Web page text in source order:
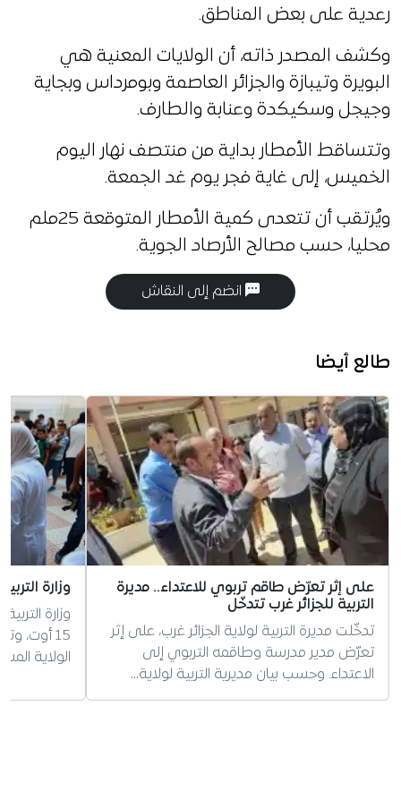
رعدية على بعض المناطق.
وكشف المصدر ذاته، أن الولايات المعنية هي
البويرة وتيبازة والجزائر العاصمة وبومرداس وبجاية
وجيجل وسكيكدة وعنابة والطارف.
وتتساقط الأمطار بداية من منتصف نهار اليوم
الخميس، إلى غاية فجر يوم غد الجمعة.
ويُرتقب أن تتعدى كمية الأمطار المتوقعة 25ملم
محليا، حسب مصالح الأرصاد الجوية.
انضم إلى النقاش
طالع أيضا
على إثر تعرّض طاقم تربوي للاعتداء.. مديرة
التربية للجزائر غرب تتدخّل
تدخّلت مديرة التربية لولاية الجزائر غرب، على إثر
تعرّض مدير مدرسة وطاقمه التربوي إلى
الاعتداء. وحسب بيان مديرية التربية لولاية…
وزارة
وزارة
15 أوت،
الولاية